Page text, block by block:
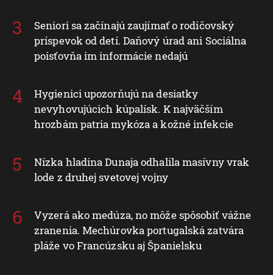
Seniori sa začínajú zaujímať o rodičovský
príspevok od detí. Daňový úrad ani Sociálna
poisťovňa im informácie nedajú
Hygienici upozorňujú na desiatky
nevyhovujúcich kúpalísk. K najväčším
hrozbám patria mykóza a kožné infekcie
Nízka hladina Dunaja odhalila masívny vrak
lode z druhej svetovej vojny
Vyzerá ako medúza, no môže spôsobiť vážne
zranenia. Mechúrovka portugalská zatvára
pláže vo Francúzsku aj Španielsku